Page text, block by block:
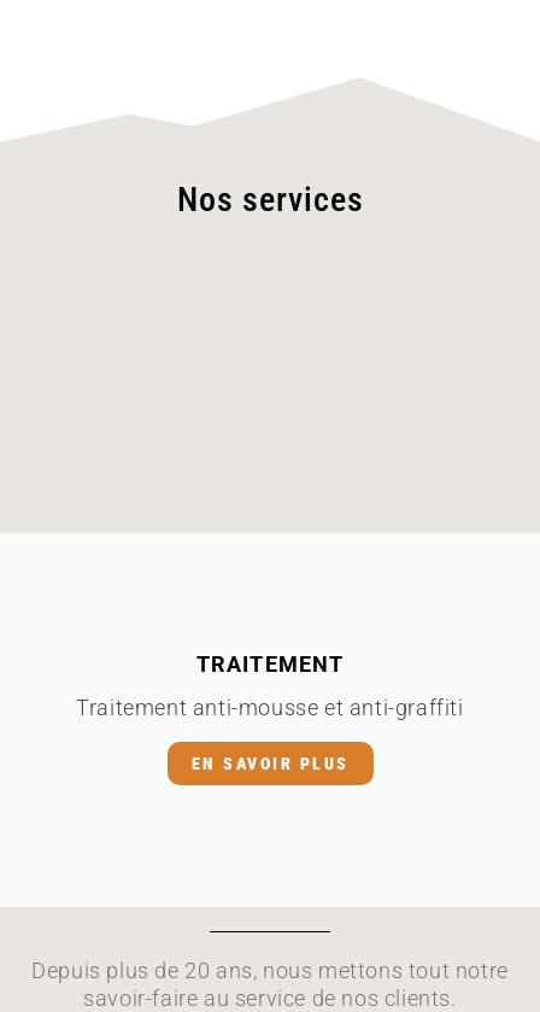
Nos services
TRAITEMENT
Traitement anti-mousse et anti-graffiti
EN SAVOIR PLUS
Depuis plus de 20 ans, nous mettons tout notre
savoir-faire au service de nos clients.